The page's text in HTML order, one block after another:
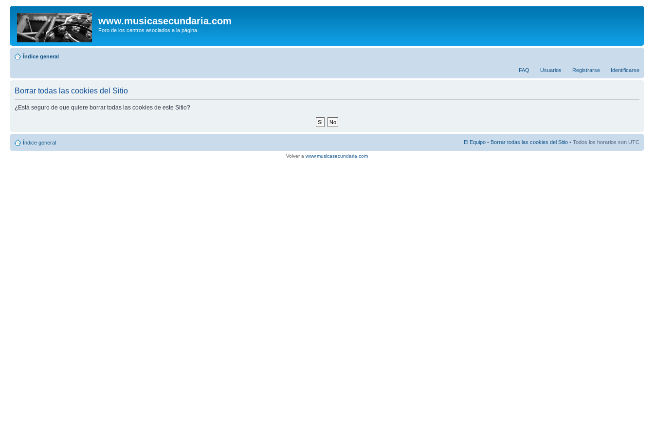
www.musicasecundaria.com
Foro de los centros asociados a la página.
Índice general
FAQ Usuarios Registrarse Identificarse
Borrar todas las cookies del Sitio
¿Está seguro de que quiere borrar todas las cookies de este Sitio?
Índice general El Equipo • Borrar todas las cookies del Sitio • Todos los horarios son UTC
Volver a www.musicasecundaria.com